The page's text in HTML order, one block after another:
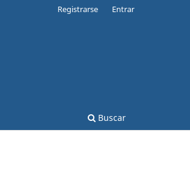
Buscar
Registrarse Entrar